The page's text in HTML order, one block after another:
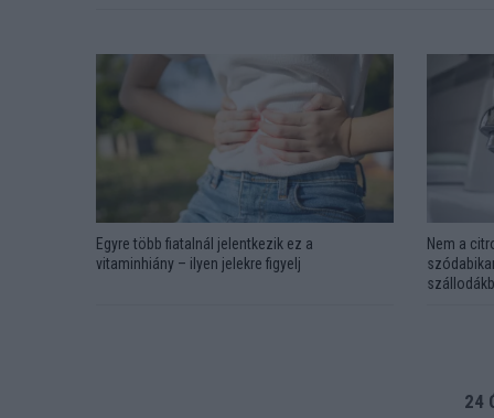
Egyre több fiatalnál jelentkezik ez a
vitaminhiány – ilyen jelekre figyelj
Nem a
24